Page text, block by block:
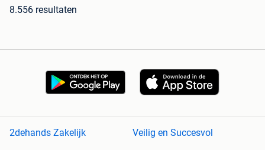
8.556 resultaten
2dehands Zakelijk
Veilig en Succesvol